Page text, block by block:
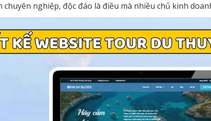
nghiệp, độc đáo là điều mà nhiều chủ kinh